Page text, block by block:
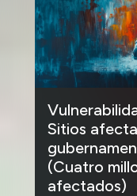
Sitios
(Cuatro
afectados)